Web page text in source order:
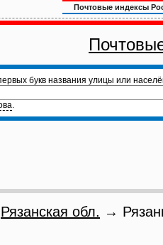
Почтовые индексы
букв названия улицы или
.
Рязанская обл. →